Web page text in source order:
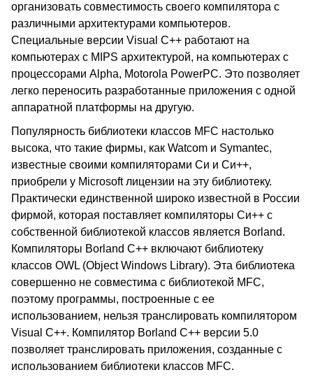
организовать совместимость своего компилятора с
различными архитектурами компьютеров.
Специальные версии Visual C++ работают на
компьютерах с MIPS архитектурой, на компьютерах с
процессорами Alpha, Motorola PowerPC. Это позволяет
легко переносить разработанные приложения с одной
аппаратной платформы на другую.
Популярность библиотеки классов MFC настолько
высока, что такие фирмы, как Watcom и Symantec,
известные своими компиляторами Си и Си++,
приобрели у Microsoft лицензии на эту библиотеку.
Практически единственной широко известной в России
фирмой, которая поставляет компиляторы Си++ с
собственной библиотекой классов является Borland.
Компиляторы Borland C++ включают библиотеку
классов OWL (Object Windows Library). Эта библиотека
совершенно не совместима с библиотекой MFC,
поэтому программы, построенные с ее
использованием, нельзя транслировать компилятором
Visual C++. Компилятор Borland C++ версии 5.0
позволяет транслировать приложения, созданные с
использованием библиотеки классов MFC.